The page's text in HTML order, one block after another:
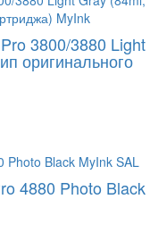
3800/3880 Light
оригинального
4880 Photo Black